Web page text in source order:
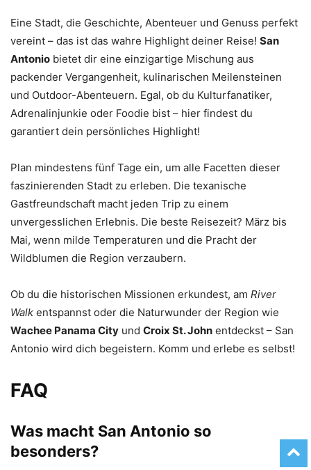
Eine Stadt, die Geschichte, Abenteuer und Genuss perfekt
vereint – das ist das wahre Highlight deiner Reise! San
Antonio bietet dir eine einzigartige Mischung aus
packender Vergangenheit, kulinarischen Meilensteinen
und Outdoor-Abenteuern. Egal, ob du Kulturfanatiker,
Adrenalinjunkie oder Foodie bist – hier findest du
garantiert dein persönliches Highlight!
Plan mindestens fünf Tage ein, um alle Facetten dieser
faszinierenden Stadt zu erleben. Die texanische
Gastfreundschaft macht jeden Trip zu einem
unvergesslichen Erlebnis. Die beste Reisezeit? März bis
Mai, wenn milde Temperaturen und die Pracht der
Wildblumen die Region verzaubern.
Ob du die historischen Missionen erkundest, am River
Walk entspannst oder die Naturwunder der Region wie
Wachee Panama City und Croix St. John entdeckst – San
Antonio wird dich begeistern. Komm und erlebe es selbst!
FAQ
Was macht San Antonio so
besonders?